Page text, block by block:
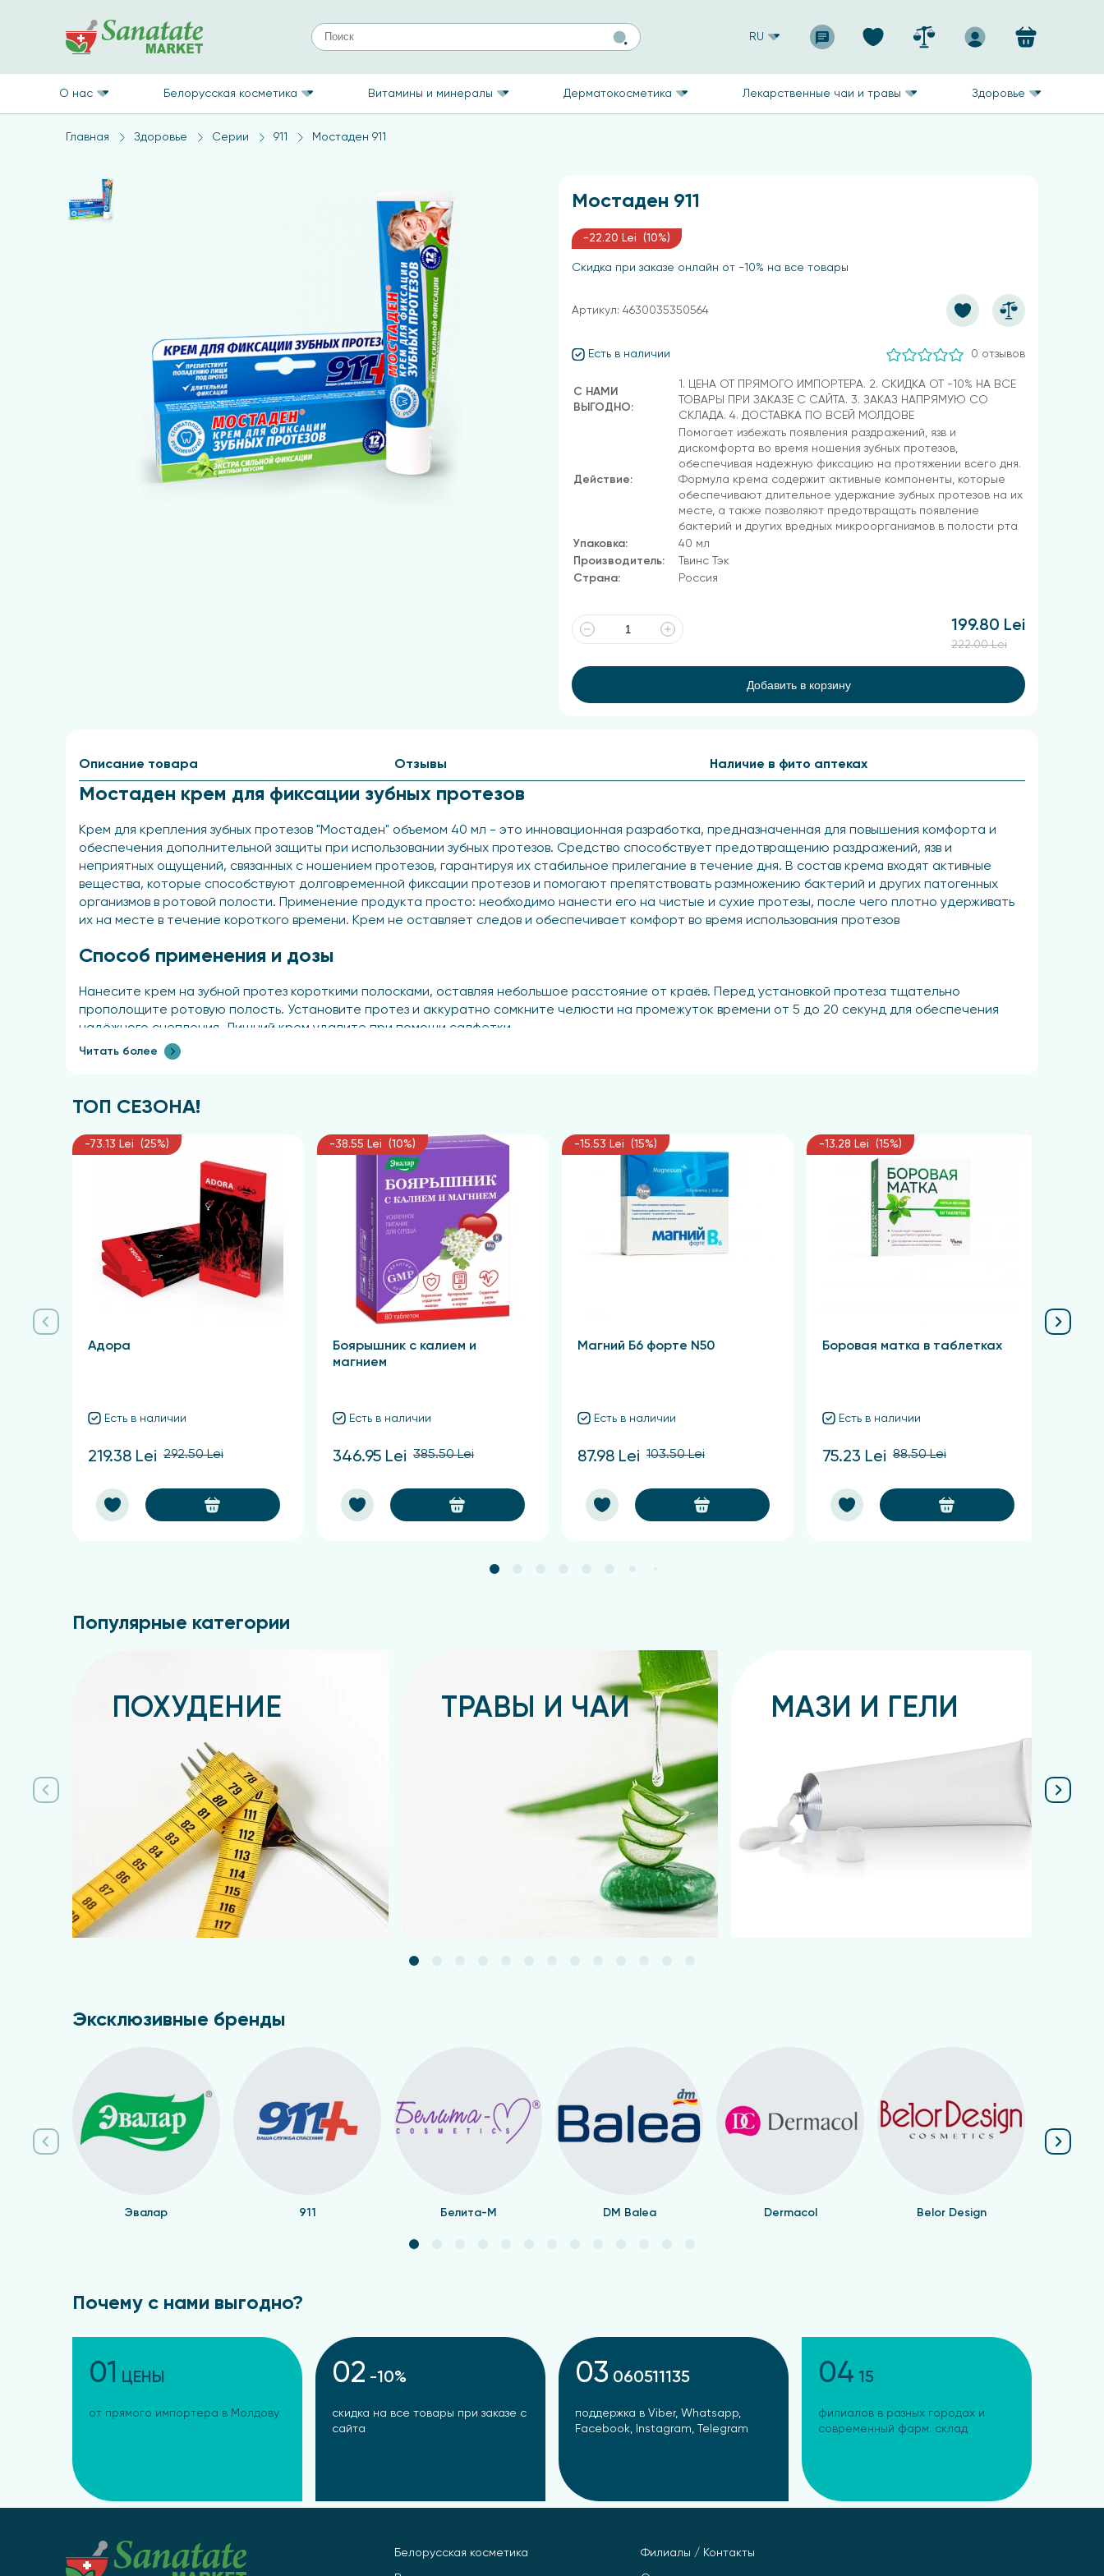
RU
О нас Белорусская косметика Витамины и минералы Дерматокосметика Лекарственные чаи и травы Здоровье
Главная Здоровье Серии 911 Мостаден 911
Мостаден 911
-22.20 Lei (10%)
Скидка при заказе онлайн от -10% на все товары
Есть в наличии 0 отзывов
С НАМИ
ВЫГОДНО:
1. ЦЕНА ОТ ПРЯМОГО ИМПОРТЕРА. 2. СКИДКА ОТ -10% НА ВСЕ
ТОВАРЫ ПРИ ЗАКАЗЕ С САЙТА. 3. ЗАКАЗ НАПРЯМУЮ СО
СКЛАДА. 4. ДОСТАВКА ПО ВСЕЙ МОЛДОВЕ
Действие:
Помогает избежать появления раздражений, язв и
дискомфорта во время ношения зубных протезов,
обеспечивая надежную фиксацию на протяжении всего дня.
Формула крема содержит активные компоненты, которые
обеспечивают длительное удержание зубных протезов на их
месте, а также позволяют предотвращать появление
бактерий и других вредных микроорганизмов в полости рта
Упаковка:
40 мл
Производитель:
Твинс Тэк
Страна:
Россия
199.80 Lei
222.00 Lei
Добавить в корзину
Артикул: 4630035350564
Описание товара
Мостаден крем для фиксации зубных протезов
Крем для крепления зубных протезов "Мостаден" объемом 40 мл - это инновационная разработка, предназначенная для повышения комфорта и
обеспечения дополнительной защиты при использовании зубных протезов. Средство способствует предотвращению раздражений, язв и
неприятных ощущений, связанных с ношением протезов, гарантируя их стабильное прилегание в течение дня. В состав крема входят активные
вещества, которые способствуют долговременной фиксации протезов и помогают препятствовать размножению бактерий и других патогенных
организмов в ротовой полости. Применение продукта просто: необходимо нанести его на чистые и сухие протезы, после чего плотно удерживать
их на месте в течение короткого времени. Крем не оставляет следов и обеспечивает комфорт во время использования протезов
Способ применения и дозы
Нанесите крем на зубной протез короткими полосками, оставляя небольшое расстояние от краёв. Перед установкой протеза тщательно
прополощите ротовую полость. Установите протез и аккуратно сомкните челюсти на промежуток времени от 5 до 20 секунд для обеспечения
надёжного сцепления. Лишний крем удалите при помощи салфетки.
Показания
для фиксации зубных протезов
Противопоказания
Индивидуальная непереносимость компонентов продукта.
Упаковка и форма выпуска
Крем для фиксации зубных протезов - 40 мл
Читать более
Отзывы Наличие в фито аптеках
ТОП СЕЗОНА!
-73.13 Lei (25%)
Адора
Есть в наличии
219.38 Lei 292.50 Lei
-38.55 Lei (10%)
Боярышник с калием и
магнием
Есть в наличии
346.95 Lei 385.50 Lei
-15.53 Lei (15%)
Магний Б6 форте N50
Есть в наличии
87.98 Lei 103.50 Lei
-13.28 Lei (15%)
Боровая матка в таблетках
Есть в наличии
75.23 Lei 88.50 Lei
Популярные категории
ПОХУДЕНИЕ ТРАВЫ И ЧАИ МАЗИ И ГЕЛИ
Эксклюзивные бренды
Эвалар 911 Белита-М DM Balea Dermacol Belor Design
Почему с нами выгодно?
01 ЦЕНЫ
от прямого импортера в Молдову
02 -10%
скидка на все товары при заказе с
сайта
03 060511135
поддержка в Viber, Whatsapp,
Facebook, Instagram, Telegram
04 15
филиалов в разных городах и
современный фарм. склад
Белорусская косметика Филиалы / Контакты